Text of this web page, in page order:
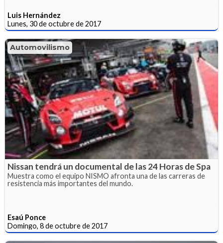
Luis Hernández
Lunes, 30 de octubre de 2017
Automovilismo
Nissan tendrá un documental de las 24 Horas de Spa
Muestra como el equipo NISMO afronta una de las carreras de
resistencia más importantes del mundo.
Esaú Ponce
Domingo, 8 de octubre de 2017